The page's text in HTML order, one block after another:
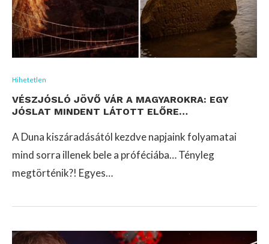
Hihetetlen
VÉSZJÓSLÓ JÖVŐ VÁR A MAGYAROKRA: EGY
JÓSLAT MINDENT LÁTOTT ELŐRE…
A Duna kiszáradásától kezdve napjaink folyamatai
mind sorra illenek bele a próféciába… Tényleg
megtörténik?! Egyes…